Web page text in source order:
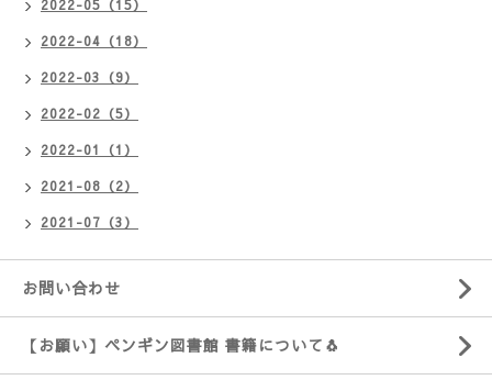
2022-05（15）
2022-04（18）
2022-03（9）
2022-02（5）
2022-01（1）
2021-08（2）
2021-07（3）
お問い合わせ
【お願い】ペンギン図書館 書籍について🐧